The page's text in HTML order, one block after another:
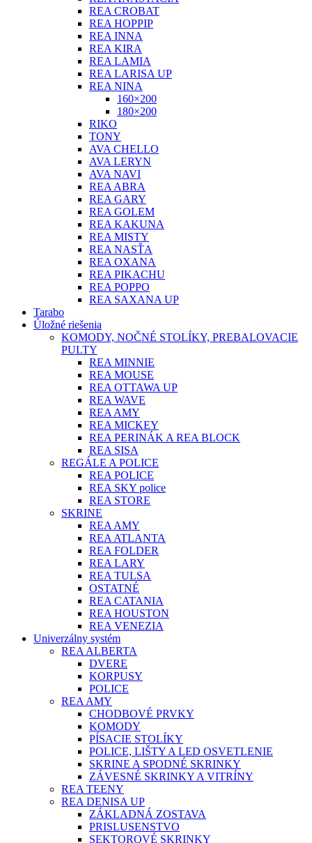
REA CROBAT
REA HOPPIP
REA INNA
REA KIRA
REA LAMIA
REA LARISA UP
REA NINA
160×200
180×200
RIKO
TONY
AVA CHELLO
AVA LERYN
AVA NAVI
REA ABRA
REA GARY
REA GOLEM
REA KAKUNA
REA MISTY
REA NASŤA
REA OXANA
REA PIKACHU
REA POPPO
REA SAXANA UP
Tarabo
Úložné riešenia
KOMODY, NOČNÉ STOLÍKY, PREBALOVACIE
PULTY
REA MINNIE
REA MOUSE
REA OTTAWA UP
REA WAVE
REA AMY
REA MICKEY
REA PERINÁK A REA BLOCK
REA SISA
REGÁLE A POLICE
REA POLICE
REA SKY police
REA STORE
SKRINE
REA AMY
REA ATLANTA
REA FOLDER
REA LARY
REA TULSA
OSTATNÉ
REA CATANIA
REA HOUSTON
REA VENEZIA
Univerzálny systém
REA ALBERTA
DVERE
KORPUSY
POLICE
REA AMY
CHODBOVÉ PRVKY
KOMODY
PÍSACIE STOLÍKY
POLICE, LIŠTY A LED OSVETLENIE
SKRINE A SPODNÉ SKRINKY
ZÁVESNÉ SKRINKY A VITRÍNY
REA TEENY
REA DENISA UP
ZÁKLADNÁ ZOSTAVA
PRISLUSENSTVO
SEKTOROVÉ SKRINKY